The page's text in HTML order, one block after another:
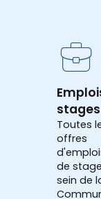
stages
Toutes
offres
de
sein de